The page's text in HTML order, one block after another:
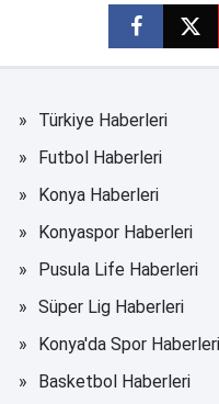
Türkiye Haberleri
Futbol Haberleri
Konya Haberleri
Konyaspor Haberleri
Pusula Life Haberleri
Süper Lig Haberleri
Konya'da Spor Haberleri
Basketbol Haberleri